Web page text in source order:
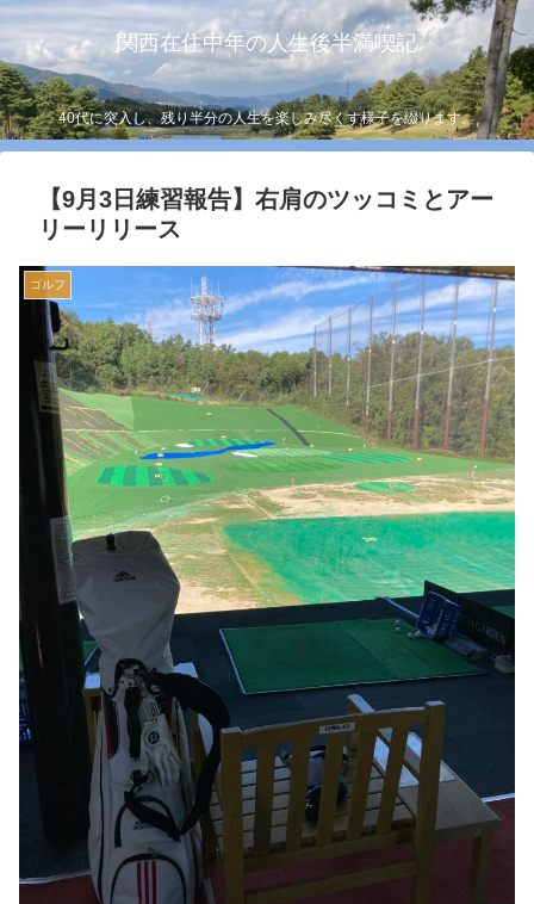
関西在住中年の人生後半満喫記
40代に突入し、残り半分の人生を楽しみ尽くす様子を綴ります。
【9月3日練習報告】右肩のツッコミとアー
リーリリース
ゴルフ